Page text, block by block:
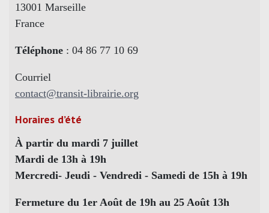
13001 Marseille
France
Téléphone : 04 86 77 10 69
Courriel
contact@transit-librairie.org
Horaires d’été
À partir du mardi 7 juillet
Mardi de 13h à 19h
Mercredi- Jeudi - Vendredi - Samedi de 15h à 19h
Fermeture du 1er Août de 19h au 25 Août 13h